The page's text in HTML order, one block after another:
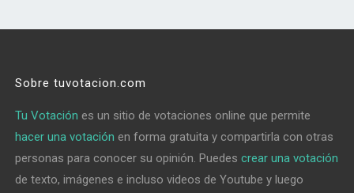
Sobre tuvotacion.com
Tu Votación es un sitio de votaciones online que permite
hacer una votación en forma gratuita y compartirla con otras
personas para conocer su opinión. Puedescrear una votación
de texto, imágenes e incluso videos de Youtube y luego